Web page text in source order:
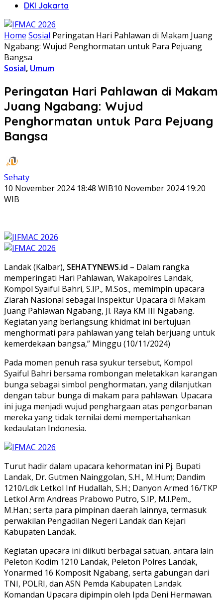
DKI Jakarta
Home Sosial Peringatan Hari Pahlawan di Makam Juang
Ngabang: Wujud Penghormatan untuk Para Pejuang
Bangsa
Sosial, Umum
Peringatan Hari Pahlawan di Makam
Juang Ngabang: Wujud
Penghormatan untuk Para Pejuang
Bangsa
Sehaty
10 November 2024 18:48 WIB10 November 2024 19:20
WIB
Landak (Kalbar), SEHATYNEWS.id – Dalam rangka
memperingati Hari Pahlawan, Wakapolres Landak,
Kompol Syaiful Bahri, S.IP., M.Sos., memimpin upacara
Ziarah Nasional sebagai Inspektur Upacara di Makam
Juang Pahlawan Ngabang, Jl. Raya KM III Ngabang.
Kegiatan yang berlangsung khidmat ini bertujuan
menghormati para pahlawan yang telah berjuang untuk
kemerdekaan bangsa,” Minggu (10/11/2024)
Pada momen penuh rasa syukur tersebut, Kompol
Syaiful Bahri bersama rombongan meletakkan karangan
bunga sebagai simbol penghormatan, yang dilanjutkan
dengan tabur bunga di makam para pahlawan. Upacara
ini juga menjadi wujud penghargaan atas pengorbanan
mereka yang tidak ternilai demi mempertahankan
kedaulatan Indonesia.
Turut hadir dalam upacara kehormatan ini Pj. Bupati
Landak, Dr. Gutmen Nainggolan, S.H., M.Hum; Dandim
1210/Ldk Letkol Inf Hudallah, S.H.; Danyon Armed 16/TKP
Letkol Arm Andreas Prabowo Putro, S.IP, M.I.Pem.,
M.Han.; serta para pimpinan daerah lainnya, termasuk
perwakilan Pengadilan Negeri Landak dan Kejari
Kabupaten Landak.
Kegiatan upacara ini diikuti berbagai satuan, antara lain
Peleton Kodim 1210 Landak, Peleton Polres Landak,
Yonarmed 16 Komposit Ngabang, serta gabungan dari
TNI, POLRI, dan ASN Pemda Kabupaten Landak.
Komandan Upacara dipimpin oleh Ipda Deni Hermawan.